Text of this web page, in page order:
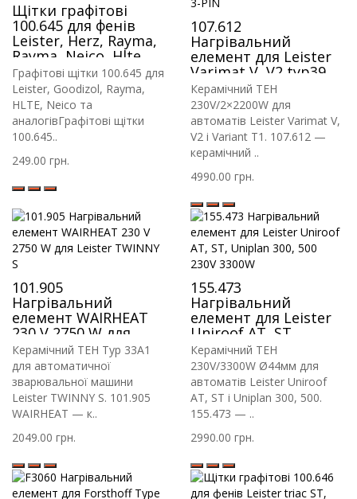
Щітки графітові
100.645 для фенів
Leister, Herz, Rayma,
Rayma, Neico, Hlte
Графітові щітки 100.645 для
Leister, Goodizol, Rayma,
HLTE, Neico та
аналогівГрафітові щітки
100.645..
249.00 грн.
107.612
Нагрівальний
елемент для Leister
Varimat V, V2 typ39A1
230V 2×2200W 3-PIN
Керамічний ТЕН
230V/2×2200W для
автоматів Leister Varimat V,
V2 і Variant T1. 107.612 —
керамічний ..
4990.00 грн.
101.905
Нагрівальний
елемент WAIRHEAT
230 V 2750 W для
Leister TWINNY S
Керамічний ТЕН Typ 33A1
для автоматичної
зварювальної машини
Leister TWINNY S. 101.905
WAIRHEAT — к..
2049.00 грн.
155.473
Нагрівальний
елемент для Leister
Uniroof AT, ST,
Uniplan 300, 500 230V
3300W
Керамічний ТЕН
230V/3300W Ø44мм для
автоматів Leister Uniroof
AT, ST і Uniplan 300, 500.
155.473 — ..
2990.00 грн.